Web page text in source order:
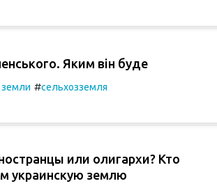
Яким він буде
#сельхозземля
или олигархи? Кто
украинскую землю